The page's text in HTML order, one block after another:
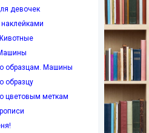
девочек
наклейками
образцам. Машины
образцу
цветовым меткам